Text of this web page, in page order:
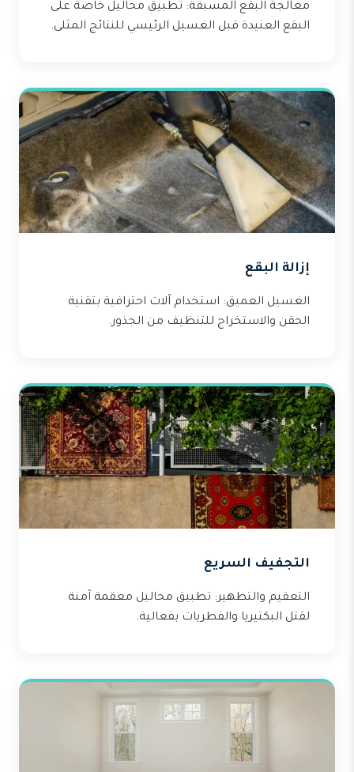
معالجة البقع المسبقة: تطبيق محاليل خاصة على
البقع العنيدة قبل الغسيل الرئيسي للنتائج المثلى.
إزالة البقع
الغسيل العميق: استخدام آلات احترافية بتقنية
الحقن والاستخراج للتنظيف من الجذور.
التجفيف السريع
التعقيم والتطهير: تطبيق محاليل معقمة آمنة
لقتل البكتيريا والفطريات بفعالية.